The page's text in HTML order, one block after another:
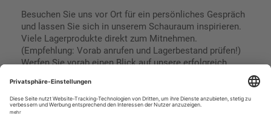
Besuchen Sie uns vor Ort für ein persönliches Gespräch
und lassen Sie sich in unserem Schauraum inspirieren.
Viele Lagerprodukte direkt zum Mitnehmen.
(Empfehlung: Vorab anrufen und Lagerbestand prüfen!)
Werfen Sie vorab einen Blick auf unsere erfolgreich